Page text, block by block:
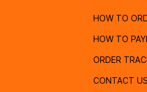
HOW TO
HOW TO
ORDER
CONTACT US